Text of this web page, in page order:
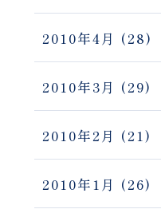
2010年4月 (28)
2010年3月 (29)
2010年2月 (21)
2010年1月 (26)